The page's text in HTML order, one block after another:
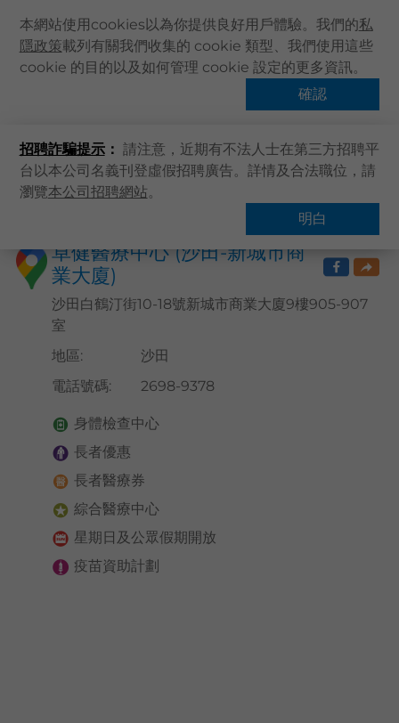
本網站使用cookies以為你提供良好用戶體驗。我們的私
隱政策載列有關我們收集的 cookie 類型、我們使用這些
cookie 的目的以及如何管理 cookie 設定的更多資訊。
確認
招聘詐騙提示： 請注意，近期有不法人士在第三方招聘平
台以本公司名義刊登虛假招聘廣告。詳情及合法職位，請
瀏覽本公司招聘網站。
明白
主頁
卓健服務
卓健手機App
最新資訊
聯絡我們
搜尋醫療服務
登記 / 登入
立即預約
語言
卓健eShop
主頁 卓健服務 醫療中心詳情
卓健醫療中心 (沙田-新城市商
業大廈)
沙田白鶴汀街10-18號新城市商業大廈9樓905-907
室
地區:
沙田
電話號碼: 2698-9378
身體檢查中心
長者優惠
長者醫療券
綜合醫療中心
星期日及公眾假期開放
疫苗資助計劃